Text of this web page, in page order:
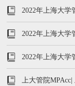
享
2022年上海大学
2022年上海大学
2022年上海大学
程/时间
上大管院